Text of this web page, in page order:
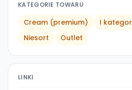
KATEGORIE TOWARU
Cream (premium) I
Niesort
Outlet
LINKI